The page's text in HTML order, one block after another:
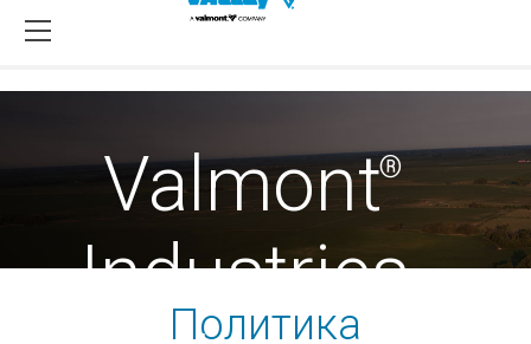
Valmont®
Industries,
Политика